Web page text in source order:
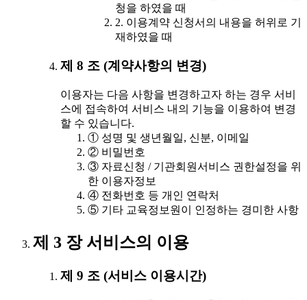
청을 하였을 때
2. 이용계약 신청서의 내용을 허위로 기
재하였을 때
제 8 조 (계약사항의 변경)
이용자는 다음 사항을 변경하고자 하는 경우 서비
스에 접속하여 서비스 내의 기능을 이용하여 변경
할 수 있습니다.
① 성명 및 생년월일, 신분, 이메일
② 비밀번호
③ 자료신청 / 기관회원서비스 권한설정을 위
한 이용자정보
④ 전화번호 등 개인 연락처
⑤ 기타 교육정보원이 인정하는 경미한 사항
제 3 장 서비스의 이용
제 9 조 (서비스 이용시간)